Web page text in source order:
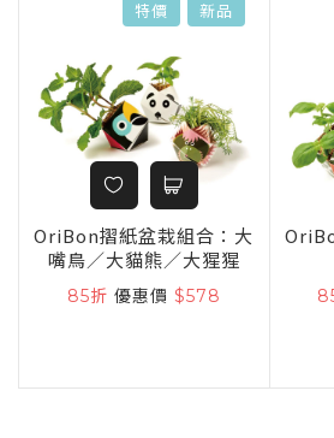
特價 新品
OriBon摺紙盆栽組合：大
嘴鳥／大貓熊／大猩猩
85折 優惠價 $578